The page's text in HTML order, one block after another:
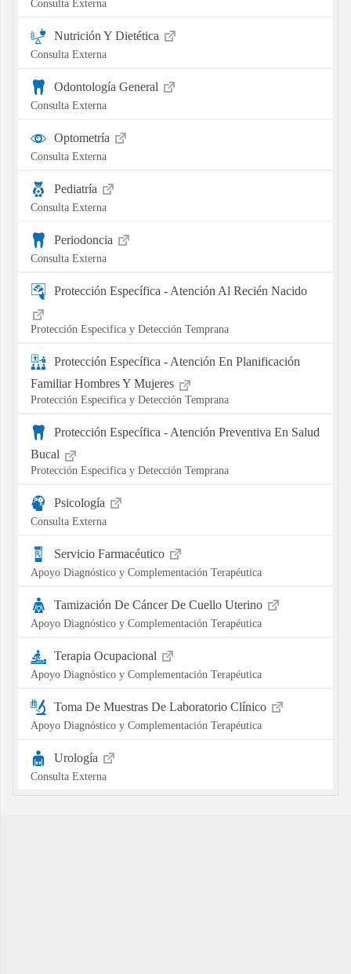
Consulta Externa
Nutrición Y Dietética
Consulta Externa
Odontología General
Consulta Externa
Optometría
Consulta Externa
Pediatría
Consulta Externa
Periodoncia
Consulta Externa
Protección Específica - Atención Al Recién Nacido
Protección Especifica y Detección Temprana
Protección Específica - Atención En Planificación
Familiar Hombres Y Mujeres
Protección Especifica y Detección Temprana
Protección Específica - Atención Preventiva En Salud
Bucal
Protección Especifica y Detección Temprana
Psicología
Consulta Externa
Servicio Farmacéutico
Apoyo Diagnóstico y Complementación Terapéutica
Tamización De Cáncer De Cuello Uterino
Apoyo Diagnóstico y Complementación Terapéutica
Terapia Ocupacional
Apoyo Diagnóstico y Complementación Terapéutica
Toma De Muestras De Laboratorio Clínico
Apoyo Diagnóstico y Complementación Terapéutica
Urología
Consulta Externa